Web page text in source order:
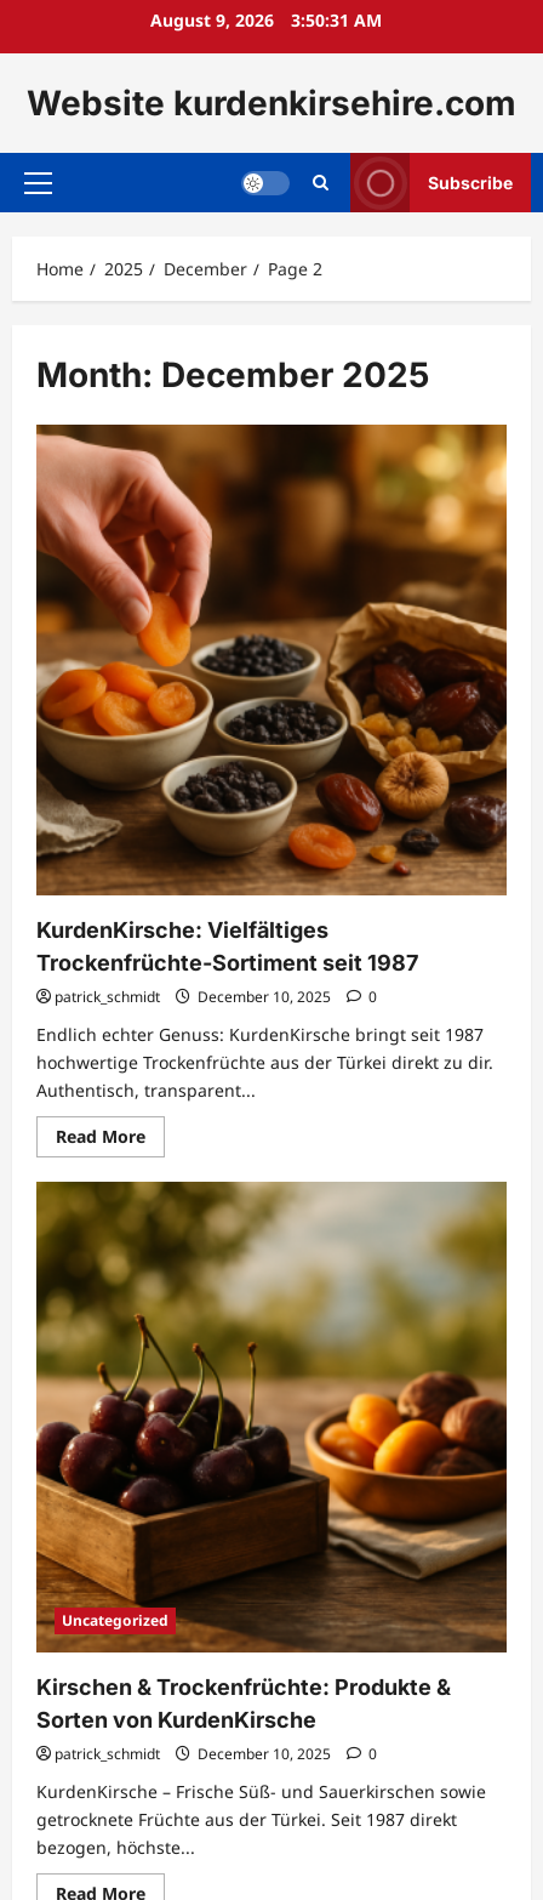
August 9, 2026 3:50:33 AM
Website kurdenkirsehire.com
Primary
Subscribe
Home 2025 December Page 2
Month: December 2025
KurdenKirsche: Vielfältiges
Trockenfrüchte-Sortiment seit 1987
patrick_schmidt December 10, 2025 0
Endlich echter Genuss: KurdenKirsche bringt seit 1987
hochwertige Trockenfrüchte aus der Türkei direkt zu dir.
Authentisch, transparent...
Read MoreRead
more
KurdenKirsche:
Vielfältiges
Trockenfrüchte-
Sortiment
1987
Uncategorized
Kirschen & Trockenfrüchte: Produkte &
Sorten von KurdenKirsche
patrick_schmidt December 10, 2025 0
KurdenKirsche – Frische Süß- und Sauerkirschen sowie
getrocknete Früchte aus der Türkei. Seit 1987 direkt
bezogen, höchste...
Read MoreRead